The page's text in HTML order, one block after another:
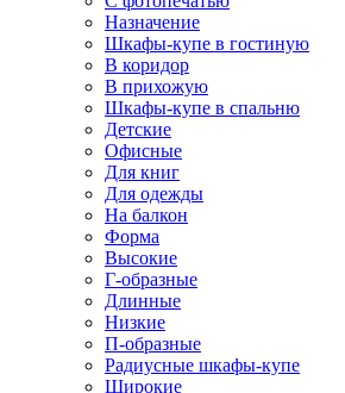
Назначение
Шкафы-купе в гостиную
В коридор
В прихожую
Шкафы-купе в спальню
Детские
Офисные
Для книг
Для одежды
На балкон
Форма
Высокие
Г-образные
Длинные
Низкие
П-образные
Радиусные шкафы-купе
Широкие